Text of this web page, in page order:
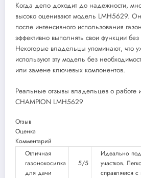
Когда дело доходит до надежности,
высоко оценивают модель LMH5629.
после интенсивного использования
эффективно выполнять свои функции
Некоторые владельцы упоминают, что
используют эту модель без
или замене ключевых компонентов.
Реальные отзывы владельцев о работе
CHAMPION LMH5629
Отзыв
Оценка
Комментарий
Отличная
газонокосилка
для дачи
5/5
Идеально
участков.
справляется